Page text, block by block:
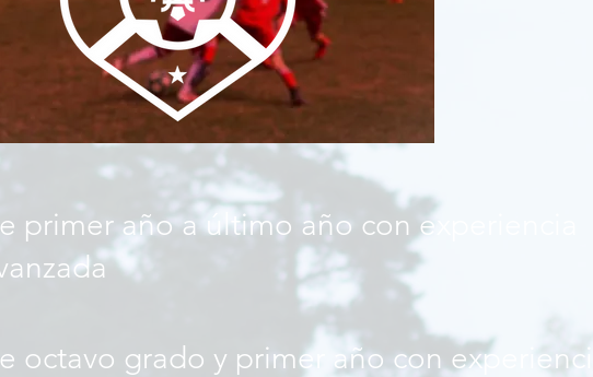
DIVISIONES
primer año a último año con experiencia
octavo grado y primer año con experiencia